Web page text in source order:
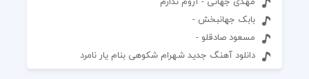
بابک جهانبخش -
مسعود صادقلو -
دانلود آهنگ جدید شهرام شکوهی بنام یار نامرد